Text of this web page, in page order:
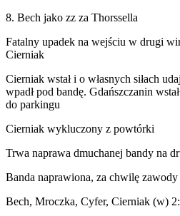
8. Bech jako zz za Thorssella
Fatalny upadek na wejściu w drugi
Cierniak
Cierniak wstał i o własnych siłach
wpadł pod bandę. Gdańszczanin
do parkingu
Cierniak wykluczony z powtórki
Trwa naprawa dmuchanej bandy na
Banda naprawiona, za chwilę
Bech, Mroczka, Cyfer, Cierniak (w)